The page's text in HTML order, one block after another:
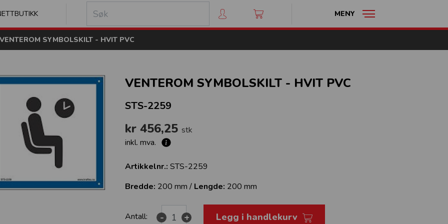
MENY
VENTEROM SYMBOLSKILT - HVIT PVC
VENTEROM SYMBOLSKILT - HVIT PVC
STS-2259
kr 456,25stk
inkl. mva.
Artikkelnr.: STS-2259
Bredde: 200 mm / Lengde: 200 mm
Antall: - + Legg i handlekurv